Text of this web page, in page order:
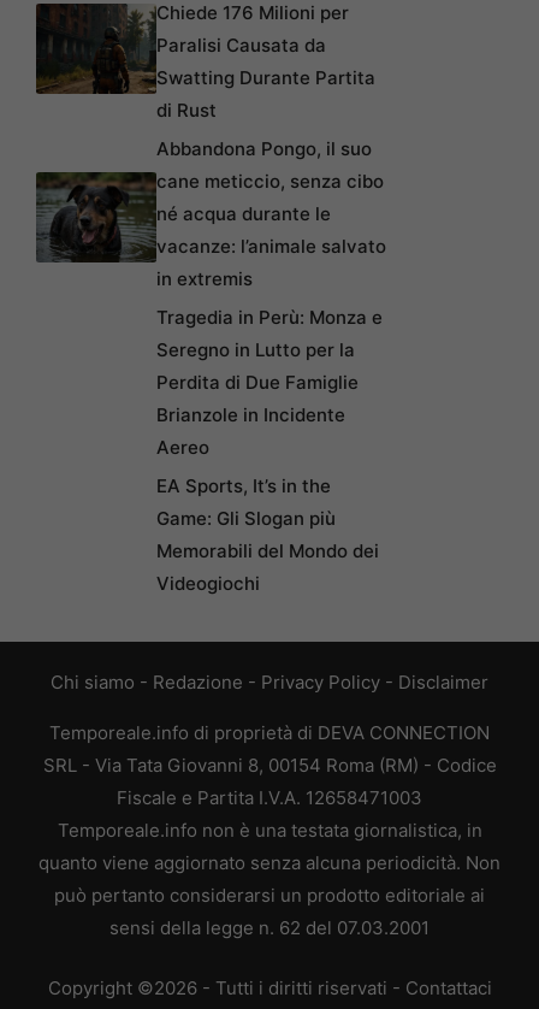
Chiede 176 Milioni per
Paralisi Causata da
Swatting Durante Partita
di Rust
Abbandona Pongo, il suo
cane meticcio, senza cibo
né acqua durante le
vacanze: l’animale salvato
in extremis
Tragedia in Perù: Monza e
Seregno in Lutto per la
Perdita di Due Famiglie
Brianzole in Incidente
Aereo
EA Sports, It’s in the
Game: Gli Slogan più
Memorabili del Mondo dei
Videogiochi
Chi siamo - Redazione - Privacy Policy - Disclaimer
Temporeale.info di proprietà di DEVA CONNECTION
SRL - Via Tata Giovanni 8, 00154 Roma (RM) - Codice
Fiscale e Partita I.V.A. 12658471003
Temporeale.info non è una testata giornalistica, in
quanto viene aggiornato senza alcuna periodicità. Non
può pertanto considerarsi un prodotto editoriale ai
sensi della legge n. 62 del 07.03.2001
Copyright ©2026 - Tutti i diritti riservati - Contattaci